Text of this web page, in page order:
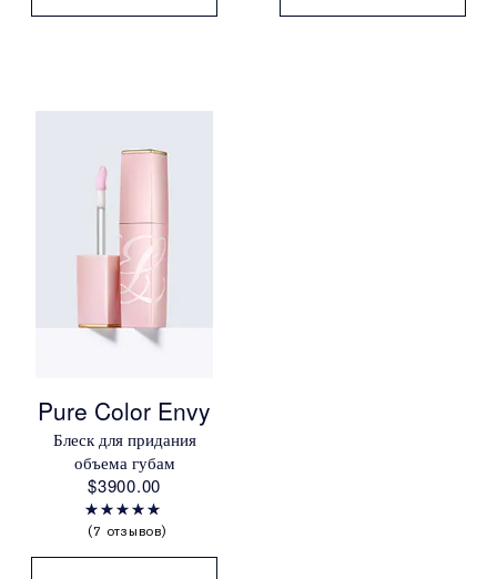
Pure Color Envy
Блеск для придания
объема губам
$3900.00
7 отзывов